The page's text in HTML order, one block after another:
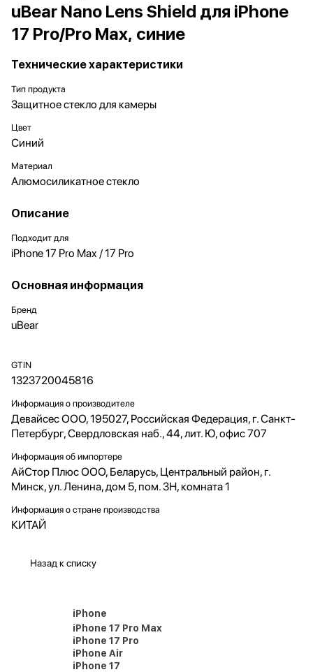
uBear Nano Lens Shield для iPhone
17 Pro/Pro Max, синие
Технические характеристики
Тип продукта
Защитное стекло для камеры
Цвет
Синий
Материал
Алюмосиликатное стекло
Описание
Подходит для
iPhone 17 Pro Max / 17 Pro
Основная информация
Бренд
uBear
GTIN
1323720045816
Информация о производителе
Девайсес ООО, 195027, Российская Федерация, г. Санкт-
Петербург, Свердловская наб., 44, лит. Ю, офис 707
Информация об импортере
АйСтор Плюс ООО, Беларусь, Центральный район, г.
Минск, ул. Ленина, дом 5, пом. 3Н, комната 1
Информация о стране производства
КИТАЙ
Назад к списку
iPhone
iPhone 17 Pro Max
iPhone 17 Pro
iPhone Air
iPhone 17